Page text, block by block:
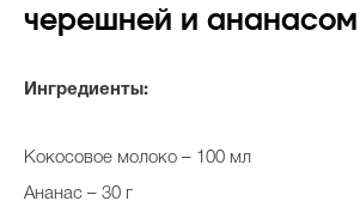
черешней и ананасом
Ингредиенты:
Кокосовое молоко – 100 мл
Ананас – 30 г